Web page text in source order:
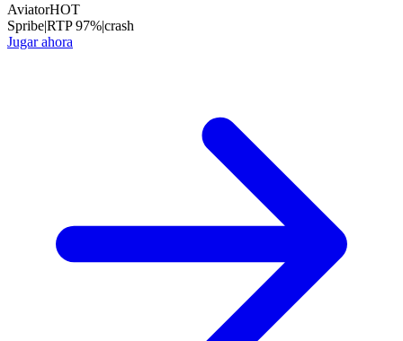
AviatorHOT
Spribe|RTP97%|crash
Jugar ahora